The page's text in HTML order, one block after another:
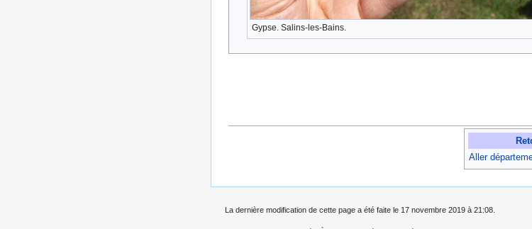
Gypse. Salins-les-Bains.
Aller
La dernière modification de cette page a été faite le 17 novembre 2019 à 21:08.